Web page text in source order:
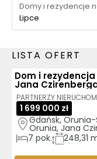
Lipce
LISTA OFERT
Dom i
Jana
PARTNERZY
1 699 000 zł
Gdańsk,
Orunia, Jana
7 pok. 248,31